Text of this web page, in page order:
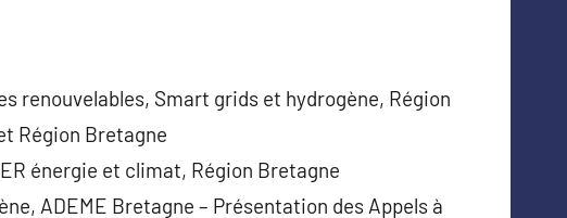
renouvelables, Smart grids et hydrogène, Région
Région Bretagne
énergie et climat, Région Bretagne
ADEME Bretagne – Présentation des Appels à